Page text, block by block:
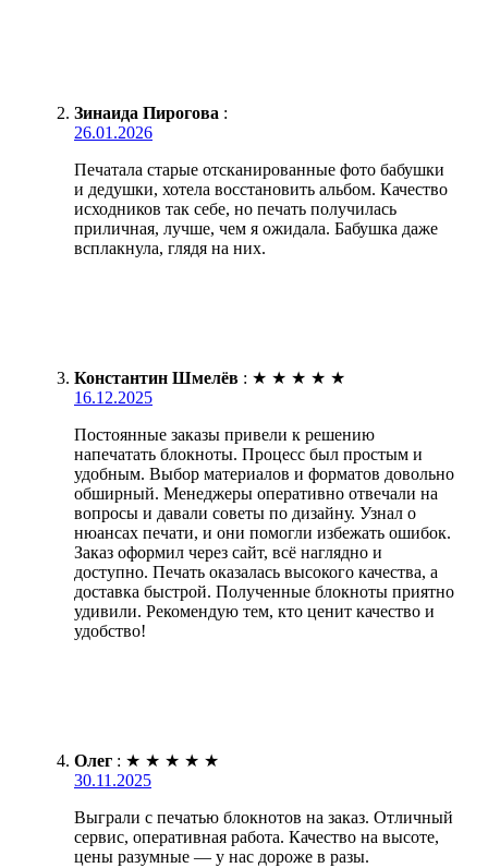
Зинаида Пирогова :
26.01.2026
Печатала старые отсканированные фото бабушки
и дедушки, хотела восстановить альбом. Качество
исходников так себе, но печать получилась
приличная, лучше, чем я ожидала. Бабушка даже
всплакнула, глядя на них.
Константин Шмелёв : ★ ★ ★ ★ ★
16.12.2025
Постоянные заказы привели к решению
напечатать блокноты. Процесс был простым и
удобным. Выбор материалов и форматов довольно
обширный. Менеджеры оперативно отвечали на
вопросы и давали советы по дизайну. Узнал о
нюансах печати, и они помогли избежать ошибок.
Заказ оформил через сайт, всё наглядно и
доступно. Печать оказалась высокого качества, а
доставка быстрой. Полученные блокноты приятно
удивили. Рекомендую тем, кто ценит качество и
удобство!
Олег : ★ ★ ★ ★ ★
30.11.2025
Выграли с печатью блокнотов на заказ. Отличный
сервис, оперативная работа. Качество на высоте,
цены разумные — у нас дороже в разы.